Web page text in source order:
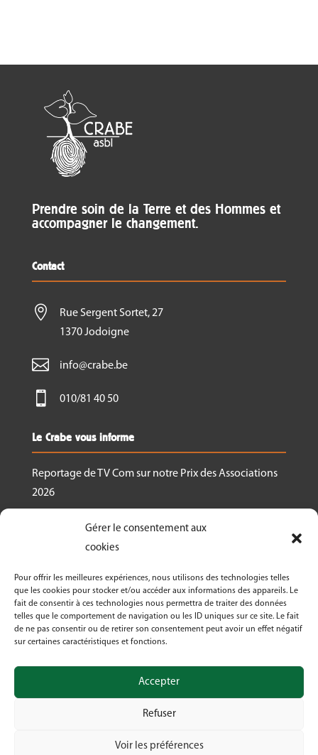
Gérer le consentement aux
cookies
Pour offrir les meilleures expériences, nous utilisons des technologies telles
que les cookies pour stocker et/ou accéder aux informations des appareils. Le
fait de consentir à ces technologies nous permettra de traiter des données
telles que le comportement de navigation ou les ID uniques sur ce site. Le fait
de ne pas consentir ou de retirer son consentement peut avoir un effet négatif
sur certaines caractéristiques et fonctions.
Accepter
Refuser
Voir les préférences
Prendre soin de la Terre et des Hommes et
accompagner le changement.
Contact

Rue Sergent Sortet, 27
1370 Jodoigne
 info@crabe.be
 010/81 40 50
Le Crabe vous informe
Reportage de TV Com sur notre Prix des Associations
2026
décernés par Canopea
Découvrez nos activités dans le cadre de « La
Semaine Bio 2026 »
Le Crabe asbl fête ses 50 ans en 2026!